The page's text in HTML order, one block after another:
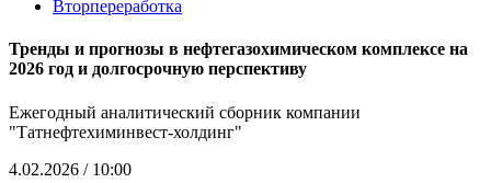
Вторпереработка
Тренды и прогнозы в нефтегазохимическом комплексе на
2026 год и долгосрочную перспективу
Ежегодный аналитический сборник компании
"Татнефтехиминвест-холдинг"
4.02.2026 / 10:00